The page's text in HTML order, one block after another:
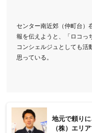
センター南近郊（仲町台）
報を伝えようと、「ロコっ
コンシェルジュとしても活
思っている。
地元で頼り
（株）エリ